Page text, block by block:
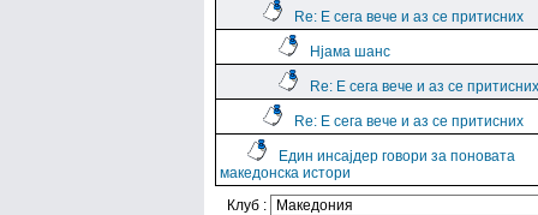
Re: Е сега вече и аз се притисних
Нјама шанс
Re: Е сега вече и аз се притисних
Re: Е сега вече и аз се притисних
Един инсајдер говори за поновата
македонска истори
Клуб :